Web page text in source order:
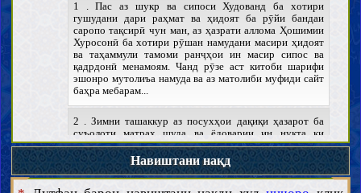
1 . Пас аз шукр ва сипоси Худованд ба хотири
гушудани дари раҳмат ва ҳидоят ба рӯйи бандаи
саропо тақсирӣ чун ман, аз ҳазрати аллома Ҳошимии
Хуросонӣ ба хотири рӯшан намудани масири ҳидоят
ва таҳаммули тамоми ранҷҳои ин масир сипос ва
қадрдонӣ менамоям. Чанд рӯзе аст китоби шарифи
эшонро мутолиъа намуда ва аз матолиби муфиди сайт
баҳра мебарам...
2 . Зимни ташаккур аз посухҳои дақиқи ҳазарот ба
суъолоти матраҳ шуда ва ёдоварии ин нукта ки
муроҷиъини ба соёт, посухҳоро бо диққат ва резбинӣ
баррасӣ мекунанд ва хурдтарин хато ё саҳлангорӣ дар
посухҳо аз назари эшон дур намемонад ва ин раванд
то расидан ба натиҷа ва тасмимгирӣ идома хоҳад
Навиштани нақд